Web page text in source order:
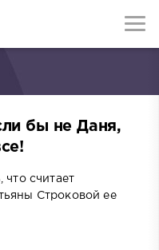
бы не Даня,
что считает
Строковой ее